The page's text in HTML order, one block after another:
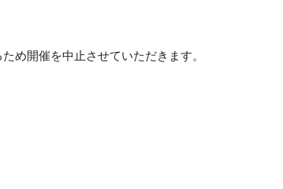
め開催を中止させていただきます。